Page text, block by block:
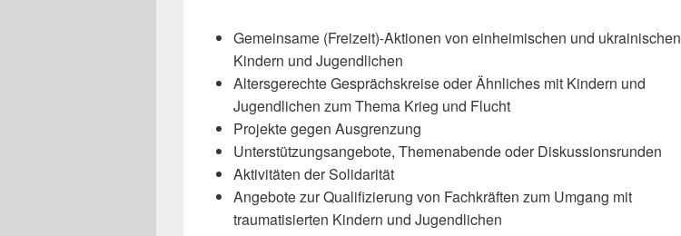
Gemeinsame (Freizeit)-Aktionen von einheimischen und ukrainischen
Kindern und Jugendlichen
Altersgerechte Gesprächskreise oder Ähnliches mit Kindern und
Jugendlichen zum Thema Krieg und Flucht
Projekte gegen Ausgrenzung
Unterstützungsangebote, Themenabende oder Diskussionsrunden
Aktivitäten der Solidarität
Angebote zur Qualifizierung von Fachkräften zum Umgang mit
traumatisierten Kindern und Jugendlichen